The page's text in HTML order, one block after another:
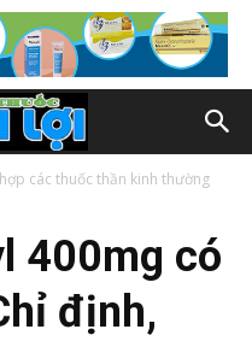
các thuốc thần kinh thường
400mg có
định,